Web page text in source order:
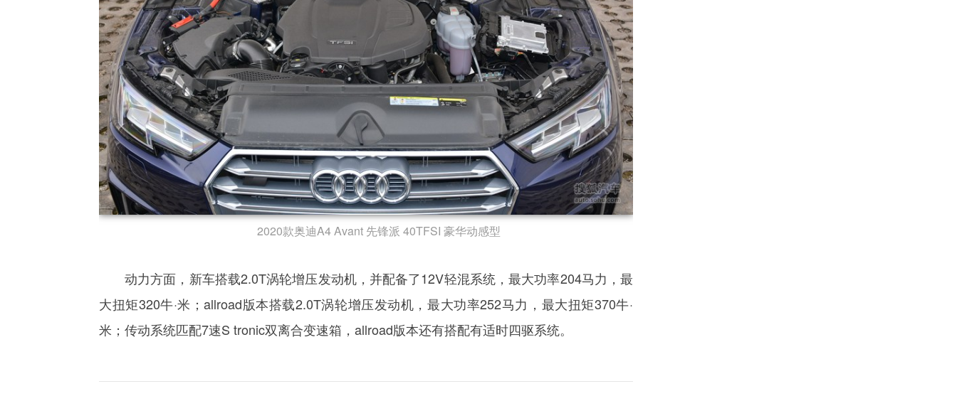
2020款奥迪A4 Avant 先锋派 40TFSI 豪华动感型
动力方面，新车搭载2.0T涡轮增压发动机，并配备了12V轻混系统，最大功率204马力，最
大扭矩320牛·米；allroad版本搭载2.0T涡轮增压发动机，最大功率252马力，最大扭矩370牛·
米；传动系统匹配7速S tronic双离合变速箱，allroad版本还有搭配有适时四驱系统。